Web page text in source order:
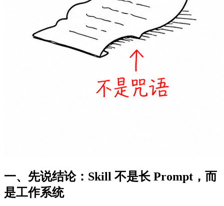
一、先说结论：Skill 不是长 Prompt，而
是工作系统